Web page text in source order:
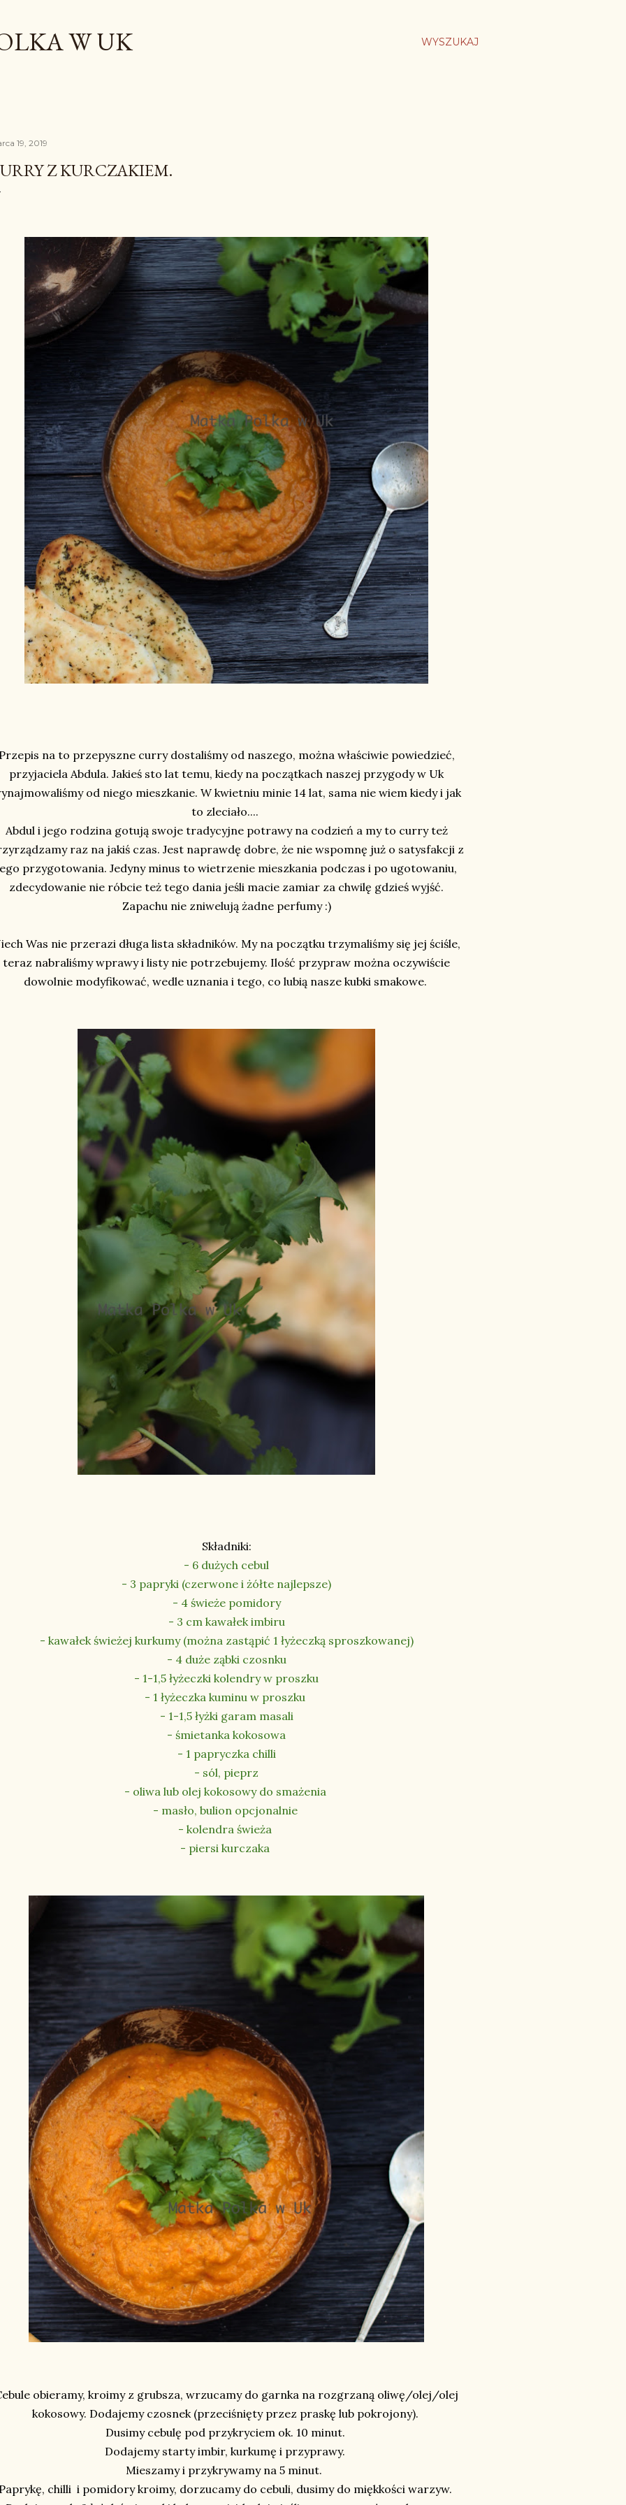
WYSZUKAJ
W UK
19, 2019
Z KURCZAKIEM.
na to przepyszne curry dostaliśmy od naszego, można właściwie powiedzieć,
przyjaciela Abdula. Jakieś sto lat temu, kiedy na początkach naszej przygody w Uk
od niego mieszkanie. W kwietniu minie 14 lat, sama nie wiem kiedy i jak
to zleciało....
Abdul i jego rodzina gotują swoje tradycyjne potrawy na codzień a my to curry też
raz na jakiś czas. Jest naprawdę dobre, że nie wspomnę już o satysfakcji z
przygotowania. Jedyny minus to wietrzenie mieszkania podczas i po ugotowaniu,
zdecydowanie nie róbcie też tego dania jeśli macie zamiar za chwilę gdzieś wyjść.
Zapachu nie zniwelują żadne perfumy :)
Was nie przerazi długa lista składników. My na początku trzymaliśmy się jej ściśle,
teraz nabraliśmy wprawy i listy nie potrzebujemy. Ilość przypraw można oczywiście
dowolnie modyfikować, wedle uznania i tego, co lubią nasze kubki smakowe.
Składniki:
- 6 dużych cebul
- 3 papryki (czerwone i żółte najlepsze)
- 4 świeże pomidory
- 3 cm kawałek imbiru
- kawałek świeżej kurkumy (można zastąpić 1 łyżeczką sproszkowanej)
- 4 duże ząbki czosnku
- 1-1,5 łyżeczki kolendry w proszku
- 1 łyżeczka kuminu w proszku
- 1-1,5 łyżki garam masali
- śmietanka kokosowa
- 1 papryczka chilli
- sól, pieprz
- oliwa lub olej kokosowy do smażenia
- masło, bulion opcjonalnie
- kolendra świeża
- piersi kurczaka
obieramy, kroimy z grubsza, wrzucamy do garnka na rozgrzaną oliwę/olej/olej
kokosowy. Dodajemy czosnek (przeciśnięty przez praskę lub pokrojony).
Dusimy cebulę pod przykryciem ok. 10 minut.
Dodajemy starty imbir, kurkumę i przyprawy.
Mieszamy i przykrywamy na 5 minut.
chilli i pomidory kroimy, dorzucamy do cebuli, dusimy do miękkości warzyw.